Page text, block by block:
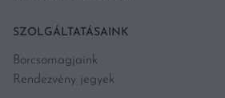
SZOLGÁLTATÁSAINK
Borcsomagjaink
Rendezvény jegyek